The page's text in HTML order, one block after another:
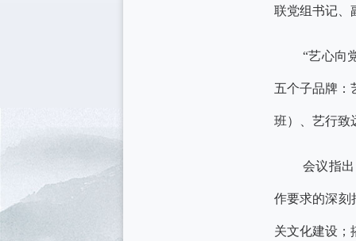
联党组书记、
“艺心向
五个子品牌：
班）、艺行致
会议指
作要求的深刻
关文化建设；